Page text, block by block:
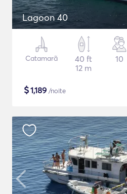
Lagoon 40
Catamarã
40 ft
12 m
10
$1,189 /noite